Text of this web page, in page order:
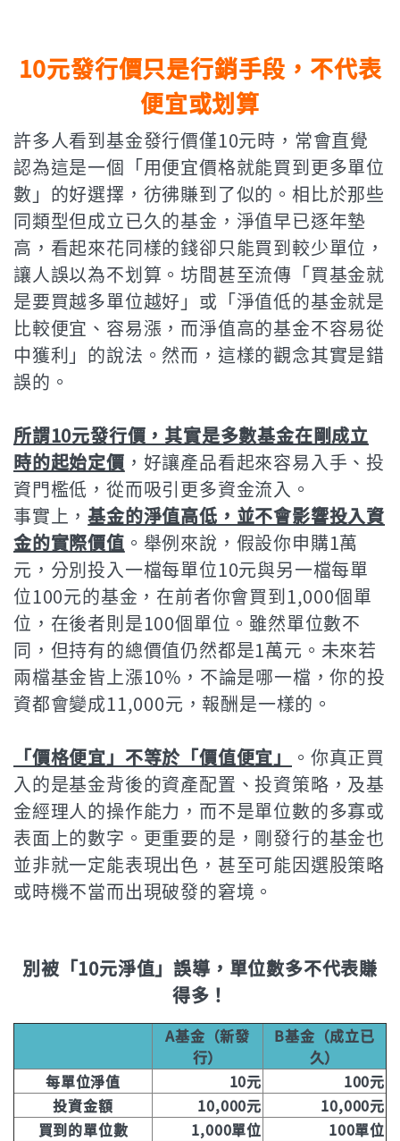
10元發行價只是行銷手段，不代表
便宜或划算
許多人看到基金發行價僅10元時，常會直覺
認為這是一個「用便宜價格就能買到更多單位
數」的好選擇，彷彿賺到了似的。相比於那些
同類型但成立已久的基金，淨值早已逐年墊
高，看起來花同樣的錢卻只能買到較少單位，
讓人誤以為不划算。坊間甚至流傳「買基金就
是要買越多單位越好」或「淨值低的基金就是
比較便宜、容易漲，而淨值高的基金不容易從
中獲利」的說法。然而，這樣的觀念其實是錯
誤的。
所謂10元發行價，其實是多數基金在剛成立
時的起始定價 ，好讓產品看起來容易入手、投
資門檻低，從而吸引更多資金流入。
事實上，基金的淨值高低，並不會影響投入資
金的實際價值 。舉例來說，假設你申購1萬
元，分別投入一檔每單位10元與另一檔每單
位100元的基金，在前者你會買到1,000個單
位，在後者則是100個單位。雖然單位數不
同，但持有的總價值仍然都是1萬元。未來若
兩檔基金皆上漲10%，不論是哪一檔，你的投
資都會變成11,000元，報酬是一樣的。
「價格便宜」不等於「價值便宜」
。你真正買
入的是基金背後的資產配置、投資策略，及基
金經理人的操作能力，而不是單位數的多寡或
表面上的數字。更重要的是，剛發行的基金也
並非就一定能表現出色，甚至可能因選股策略
或時機不當而出現破發的窘境。
別被「10元淨值」誤導，單位數多不代表賺
得多！
A基金（新發
行）
B基金（成立已
久）
每單位淨值
10元 100元
投資金額
10,000元 10,000元
買到的單位數
1,000單位 100單位